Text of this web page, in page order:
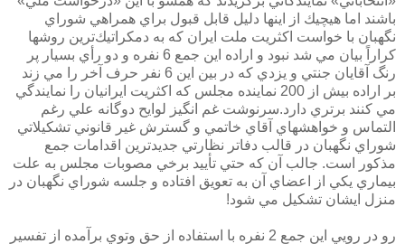
باشند اما هيچيك از اينها دليل قابل قبول براي همراهي شوراي
نگهبان با خواست اكثريت ملت ايران كه به دمكراتيك‌ترين روشها
كراراً بيان مي شد نبود و اراده اين جمع 6 نفره و دو رأي بسيار پر
رنگ آقايان جنتي و يزدي كه در بين اين 6 نفر حرف آخر را مي زند
بر اراده بيش از 200 نماينده مجلس كه اكثريت ايرانيان را نمايندگي
مي كنند برتري دارد.سرنوشت غم انگيز لوايح دوگانه علي رغم
التماس و خواهشهاي آقاي خاتمي و گسترش غير قانوني تشكيلاتي
شوراي نگهبان در قالب دفاتر نظارتي جديدترين اقدامات جمع
مذكور است. جالب آن كه حتي تأييد برخي مصوبات مجلس به علت
بيماري يكي از اعضاي آن به تعويق افتاده و جلسه شوراي نگهبان در
منزل ايشان تشكيل مي شود!
رو در رويي اين جمع 2 نفره با استفاده از حق وتوي برآمده از تفسير